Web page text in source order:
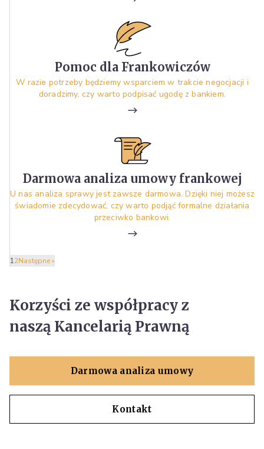
Pomoc dla Frankowiczów
W razie potrzeby będziemy wsparciem w trakcie negocjacji i
doradzimy, czy warto podpisać ugodę z bankiem.
Darmowa analiza umowy frankowej
U nas analiza sprawy jest zawsze darmowa. Dzięki niej możesz
świadomie zdecydować, czy warto podjąć formalne działania
przeciwko bankowi.
12Następne »
Korzyści ze współpracy z
naszą Kancelarią Prawną
Darmowa analiza umowy
Kontakt